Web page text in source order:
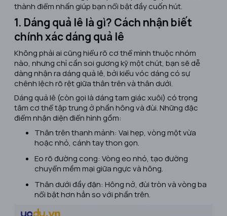
thành điểm nhấn giúp bạn nổi bật đầy cuốn hút.
1. Dáng quả lê là gì? Cách nhận biết
chính xác dáng quả lê
Không phải ai cũng hiểu rõ cơ thể mình thuộc nhóm
nào, nhưng chỉ cần soi gương kỹ một chút, bạn sẽ dễ
dàng nhận ra dáng quả lê , bởi kiểu vóc dáng có sự
chênh lệch rõ rệt giữa thân trên và thân dưới.
Dáng quả lê (còn gọi là dáng tam giác xuôi) có trọng
tâm cơ thể tập trung ở phần hông và đùi. Những đặc
điểm nhận diện điển hình gồm:
Thân trên thanh mảnh: Vai hẹp, vòng một vừa
hoặc nhỏ, cánh tay thon gọn.
Eo rõ đường cong: Vòng eo nhỏ, tạo đường
chuyển mềm mại giữa ngực và hông.
Thân dưới đầy đặn: Hông nở, đùi tròn và vòng ba
nổi bật hơn hẳn so với phần trên.